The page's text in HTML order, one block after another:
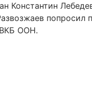
Константин
ООН.